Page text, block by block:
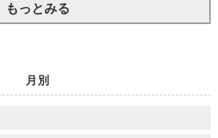
もっとみる
月別